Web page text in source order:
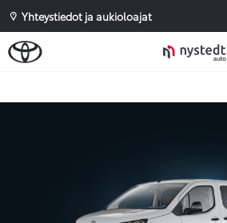
Yhteystiedot ja aukioloajat